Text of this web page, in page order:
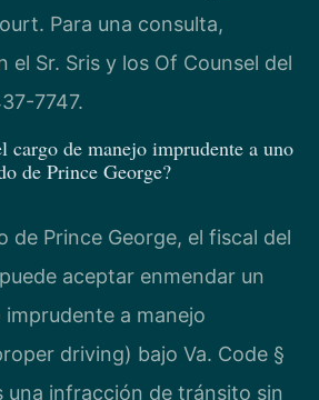
Para una consulta,
el Sr. Sris y los Of Counsel del
7747.
cargo de manejo imprudente a uno
de Prince George?
de Prince George, el fiscal del
aceptar enmendar un
a manejo
driving) bajo Va. Code §
una infracción de tránsito sin